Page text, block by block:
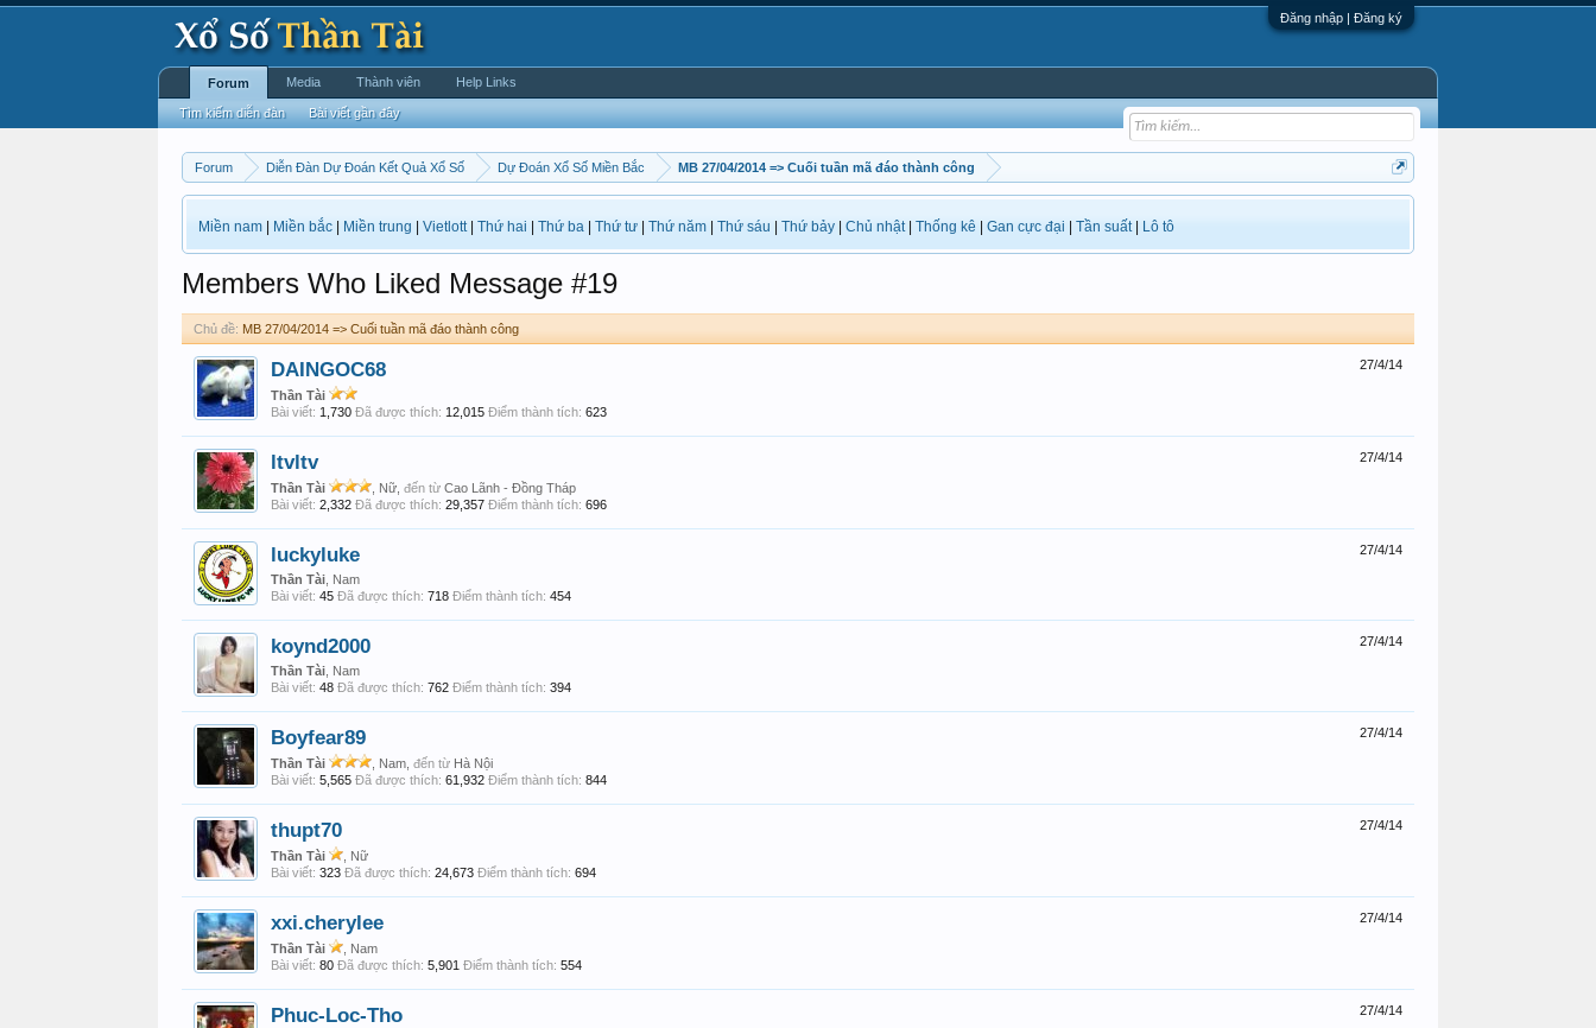
Đăng nhập | Đăng ký
Forum Diễn Đàn Dự Đoán Kết Quả Xổ Số Dự Đoán Xổ Số Miền Bắc MB 27/04/2014 => Cuối tuần mã đáo thành công
Miền nam Miền bắc Miền trung Vietlott| Thứ hai Thứ ba Thứ tư Thứ năm Thứ sáu Thứ bảy Chủ nhật| Thống kê Gan cực đại Tần suất| Lô tô
Members Who Liked Message #19
Chủ đề: MB 27/04/2014 => Cuối tuần mã đáo thành công
27/4/14
DAINGOC68
Thần Tài
Bài viết: 1,730 Đã được thích: 12,015 Điểm thành tích: 623
27/4/14
ltvltv
Thần Tài , Nữ, đến từ Cao Lãnh - Đồng Tháp
Bài viết: 2,332 Đã được thích: 29,357 Điểm thành tích: 696
27/4/14
luckyluke
Thần Tài , Nam
Bài viết: 45 Đã được thích: 718 Điểm thành tích: 454
27/4/14
koynd2000
Thần Tài , Nam
Bài viết: 48 Đã được thích: 762 Điểm thành tích: 394
27/4/14
Boyfear89
Thần Tài , Nam, đến từ Hà Nội
Bài viết: 5,565 Đã được thích: 61,932 Điểm thành tích: 844
27/4/14
thupt70
Thần Tài
, Nữ
Bài viết: 323 Đã được thích: 24,673 Điểm thành tích: 694
27/4/14
xxi.cherylee
Thần Tài
, Nam
Bài viết: 80 Đã được thích: 5,901 Điểm thành tích: 554
27/4/14
Phuc-Loc-Tho
Forum
Tìm kiếm diễn đàn Bài viết gần đây
Media Thành viên Help Links